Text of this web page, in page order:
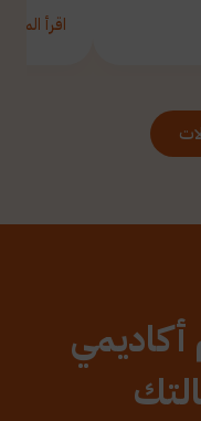
اقرأ المزيد